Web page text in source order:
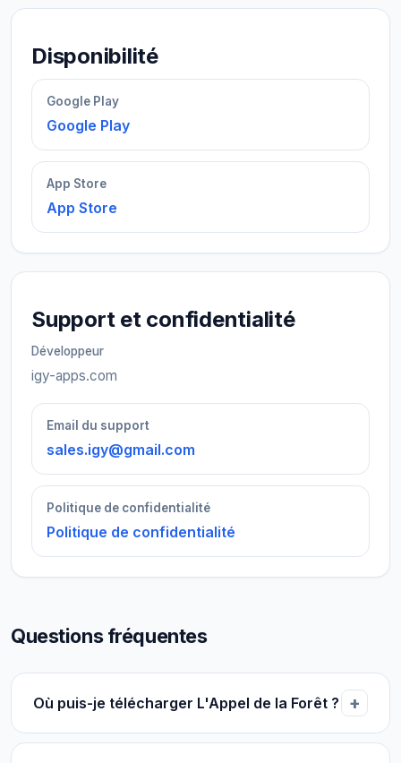
Disponibilité
Google Play
Google Play
App Store
App Store
Support et confidentialité
Développeur
igy-apps.com
Email du support
sales.igy@gmail.com
Politique de confidentialité
Politique de confidentialité
Questions fréquentes
Où puis-je télécharger L'Appel de la Forêt ?